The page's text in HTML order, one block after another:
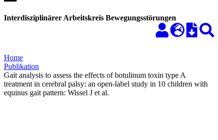
Interdisziplinärer Arbeitskreis Bewegungsstörungen
Home
Publikation
Gait analysis to assess the effects of botulinum toxin type A
treatment in cerebral palsy: an open-label study in 10 children with
equinus gait pattern: Wissel J et al.